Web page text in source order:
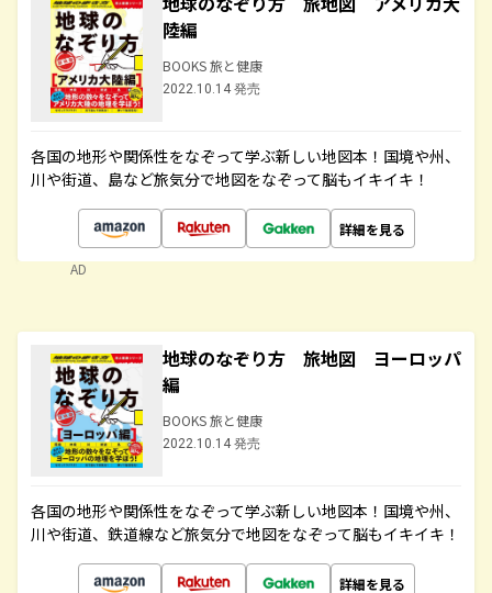
陸編
BOOKS 旅と健康
2022.10.14 発売
各国の地形や関係性をなぞって学ぶ新しい地図本！国境や州、
川や街道、島など旅気分で地図をなぞって脳もイキイキ！
詳細を見る
AD
地球のなぞり方 旅地図 ヨーロッパ
編
BOOKS 旅と健康
2022.10.14 発売
各国の地形や関係性をなぞって学ぶ新しい地図本！国境や州、
川や街道、鉄道線など旅気分で地図をなぞって脳もイキイキ！
詳細を見る